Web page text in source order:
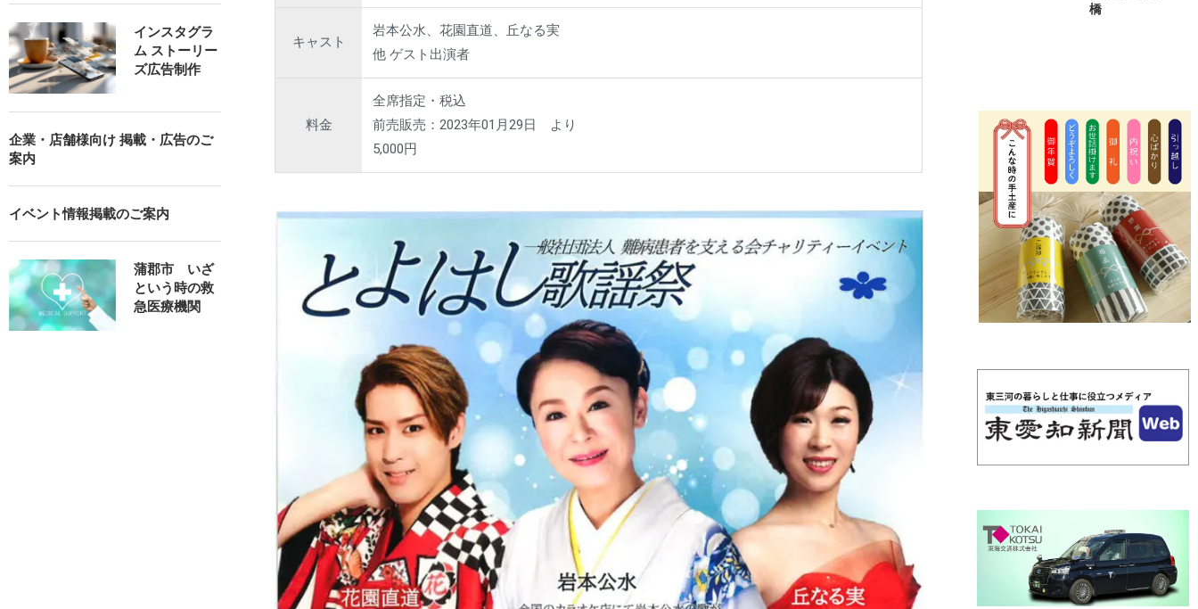
キャスト
岩本公水、花園直道、丘なる実
他 ゲスト出演者
料金
全席指定・税込
前売販売：2023年01月29日 より
5,000円
橋
インスタグラ
ム ストーリー
ズ広告制作
企業・店舗様向け 掲載・広告のご
案内
イベント情報掲載のご案内
蒲郡市 いざ
という時の救
急医療機関